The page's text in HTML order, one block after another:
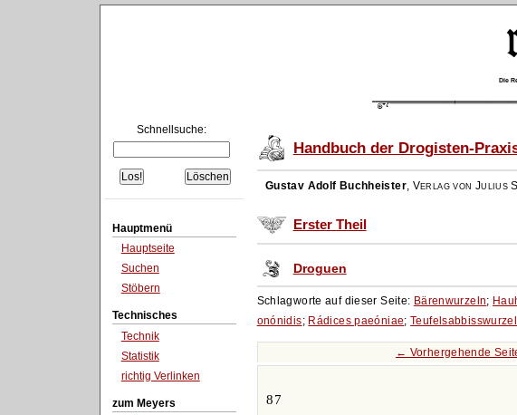
Die
Schnellsuche:
Hauptmenü
Hauptseite
Suchen
Stöbern
Technisches
Technik
Statistik
richtig Verlinken
zum Meyers
Handbuch der Drogisten-
Gustav Adolf Buchheister, Verlag von Julius
Erster Theil
Droguen
Schlagworte auf dieser Seite: Bärenwurzeln;
onónidis; Rádices paeóniae;
← Vorhergehende
87